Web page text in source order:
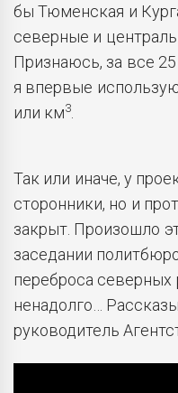
бы Тюменская и
северные и
Признаюсь, за все
я впервые
или км3
Так или иначе, у
сторонники, но и
закрыт. Произошло
заседании
переброса
ненадолго…
руководитель